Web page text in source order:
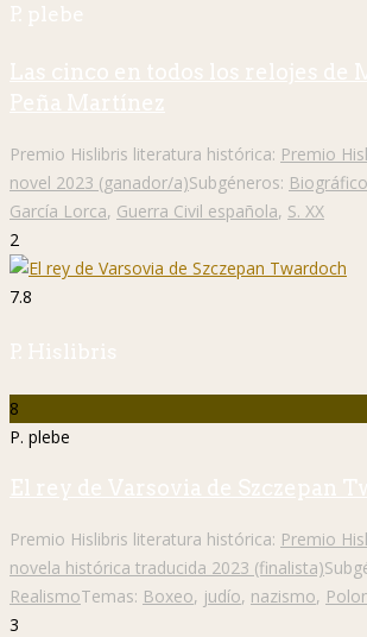
P. plebe
Las cinco en todos los relojes de
Peña Martínez
Premio Hislibris literatura histórica: Premio
novel 2023 (ganador/a)Subgéneros: Biográfico
García Lorca, Guerra Civil española, S. XX
2
7.8
P. Hislibris
8
P. plebe
El rey de Varsovia de Szczepan
Premio Hislibris literatura histórica: Premio
novela histórica traducida 2023 (finalista)
RealismoTemas: Boxeo, judío, nazismo,
3